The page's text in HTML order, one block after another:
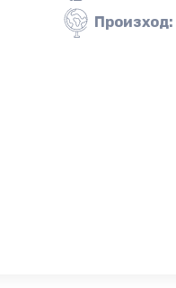
Произход: